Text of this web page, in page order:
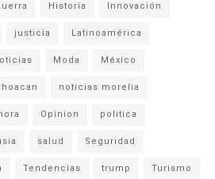
Historia Innovación
justicia Latinoamérica
Moda México
noticias morelia
Opinion politica
salud Seguridad
Tendencias trump Turismo